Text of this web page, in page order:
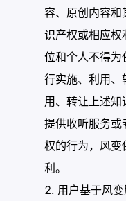
容、原创内容
识产权或相应权
位和个人不得为
行实施、利用、
用、转让上述
提供收听服务或
权的行为，风变
利。
用户基于风